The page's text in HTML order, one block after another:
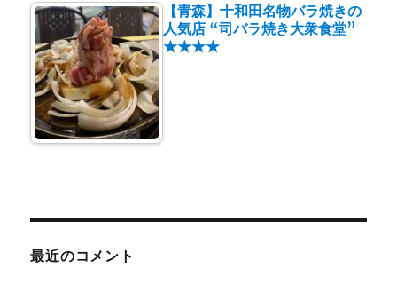
【青森】十和田名物バラ焼きの
人気店 “司バラ焼き大衆食堂”
★★★★
最近のコメント